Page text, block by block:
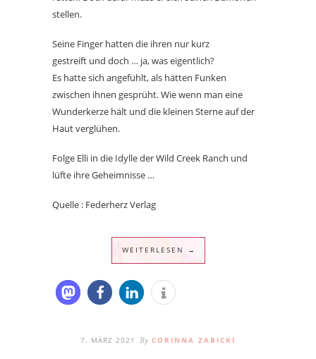
stellen.
Seine Finger hatten die ihren nur kurz
gestreift und doch … ja, was eigentlich?
Es hatte sich angefühlt, als hätten Funken
zwischen ihnen gesprüht. Wie wenn man eine
Wunderkerze hält und die kleinen Sterne auf der
Haut verglühen.
Folge Elli in die Idylle der Wild Creek Ranch und
lüfte ihre Geheimnisse …
Quelle : Federherz Verlag
WEITERLESEN →
7. MÄRZ 2021 By CORINNA ZABICKI